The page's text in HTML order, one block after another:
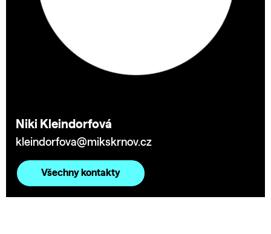
Niki Kleindorfová
kleindorfova@mikskrnov.cz
Všechny kontakty